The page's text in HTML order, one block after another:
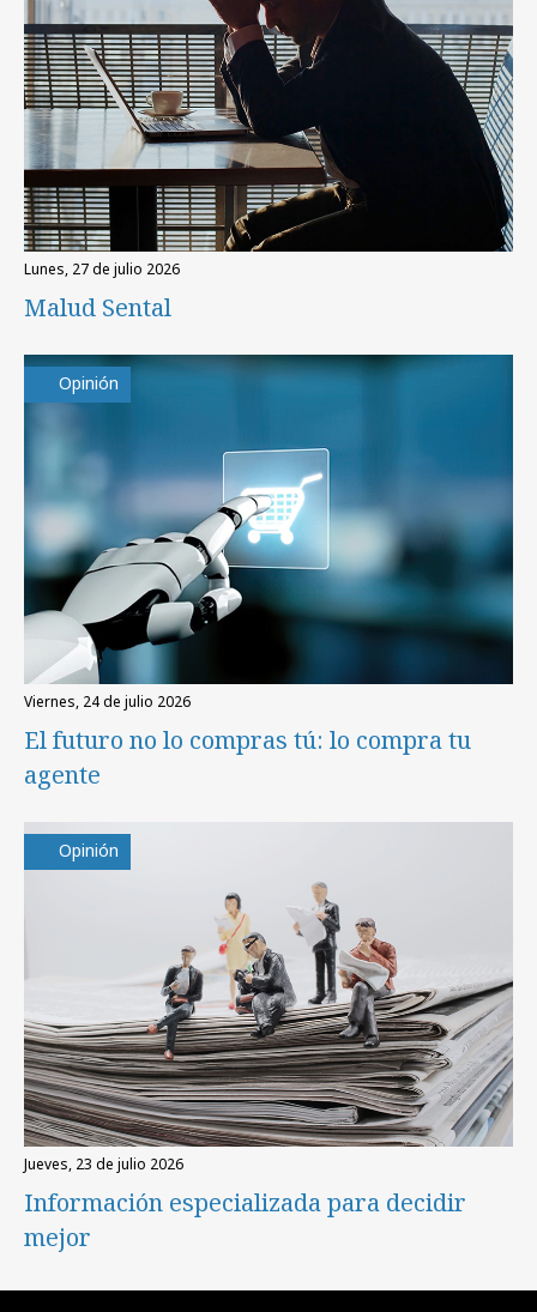
lunes, 27 de julio 2026
Malud Sental
Opinión
viernes, 24 de julio 2026
El futuro no lo compras tú: lo compra tu
agente
Opinión
jueves, 23 de julio 2026
Información especializada para decidir
mejor